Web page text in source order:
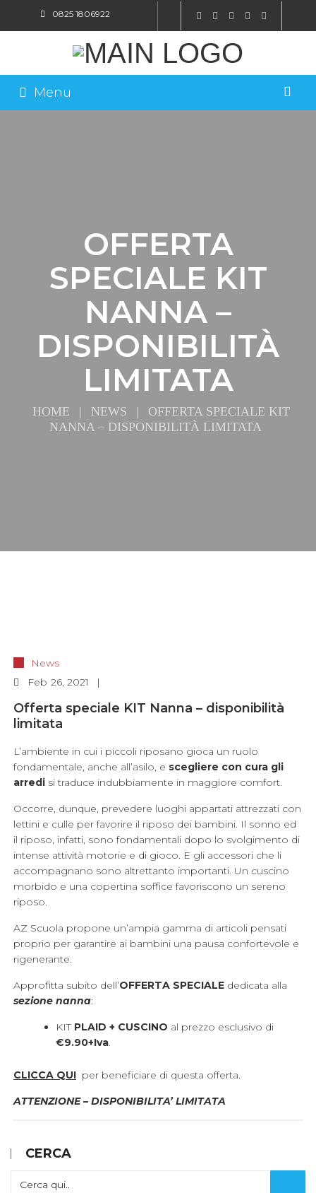
0825 1806922
Menu
OFFERTA
SPECIALE KIT
NANNA –
DISPONIBILITÀ
LIMITATA
HOME | NEWS |
OFFERTA SPECIALE KIT
NANNA – DISPONIBILITÀ LIMITATA
News
Feb 26, 2021
Offerta speciale KIT Nanna – disponibilità
limitata
L’ambiente in cui i piccoli riposano gioca un ruolo
fondamentale, anche all’asilo, e scegliere con cura gli
arredi si traduce indubbiamente in maggiore comfort.
Occorre, dunque, prevedere luoghi appartati attrezzati con
lettini e culle per favorire il riposo dei bambini. Il sonno ed
il riposo, infatti, sono fondamentali dopo lo svolgimento di
intense attività motorie e di gioco. E gli accessori che li
accompagnano sono altrettanto importanti. Un cuscino
morbido e una copertina soffice favoriscono un sereno
riposo.
AZ Scuola propone un’ampia gamma di articoli pensati
proprio per garantire ai bambini una pausa confortevole e
rigenerante.
Approfitta subito dell’OFFERTA SPECIALE dedicata alla
sezione nanna:
KIT PLAID + CUSCINO al prezzo esclusivo di
€9.90+Iva.
CLICCA QUI per beneficiare di questa offerta.
ATTENZIONE – DISPONIBILITA’ LIMITATA
CERCA